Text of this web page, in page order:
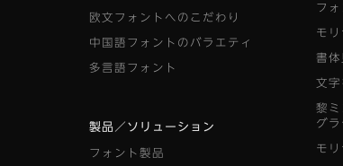
欧文フォントへのこだわり
中国語フォントのバラエティ
多言語フォント
製品／ソリューション
フォント製品
フ
モ
書体
文字
黎ミ
グ
モ